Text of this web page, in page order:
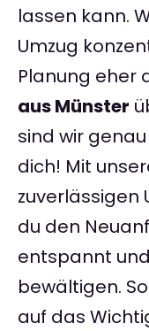
lassen kann.
Umzug
Planung eher
aus Münster
sind wir
dich! Mit
zuverlässigen
du den
entspannt
bewältigen.
auf das